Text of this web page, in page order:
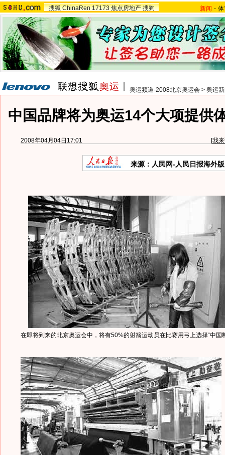
搜狐 ChinaRen 17173 焦点房地产 搜狗 新闻 -
奥运频道-2008北京奥运会 > 奥运
中国品牌将为奥运14个大项提供
2008年04月04日17:01 [我
来源：人民网-人民日报海外版
在即将到来的北京奥运会中，将有50%的射箭运动员在比赛用弓上选择“中国